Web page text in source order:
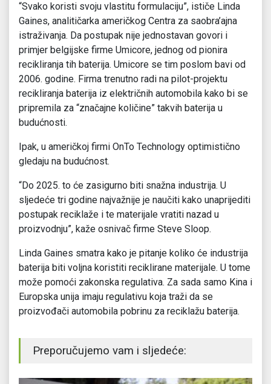
“Svako koristi svoju vlastitu formulaciju”, ističe Linda
Gaines, analitičarka američkog Centra za saobra’ajna
istraživanja. Da postupak nije jednostavan govori i
primjer belgijske firme Umicore, jednog od pionira
recikliranja tih baterija. Umicore se tim poslom bavi od
2006. godine. Firma trenutno radi na pilot-projektu
recikliranja baterija iz električnih automobila kako bi se
pripremila za “značajne količine” takvih baterija u
budućnosti.
Ipak, u američkoj firmi OnTo Technology optimistično
gledaju na budućnost.
“Do 2025. to će zasigurno biti snažna industrija. U
sljedeće tri godine najvažnije je naučiti kako unaprijediti
postupak reciklaže i te materijale vratiti nazad u
proizvodnju”, kaže osnivač firme Steve Sloop.
Linda Gaines smatra kako je pitanje koliko će industrija
baterija biti voljna koristiti reciklirane materijale. U tome
može pomoći zakonska regulativa. Za sada samo Kina i
Europska unija imaju regulativu koja traži da se
proizvođači automobila pobrinu za reciklažu baterija.
Preporučujemo vam i sljedeće: